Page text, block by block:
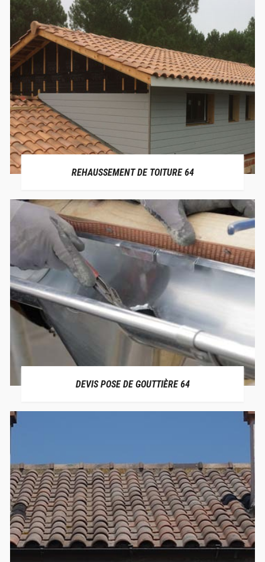
REHAUSSEMENT DE TOITURE 64
DEVIS POSE DE GOUTTIÈRE 64